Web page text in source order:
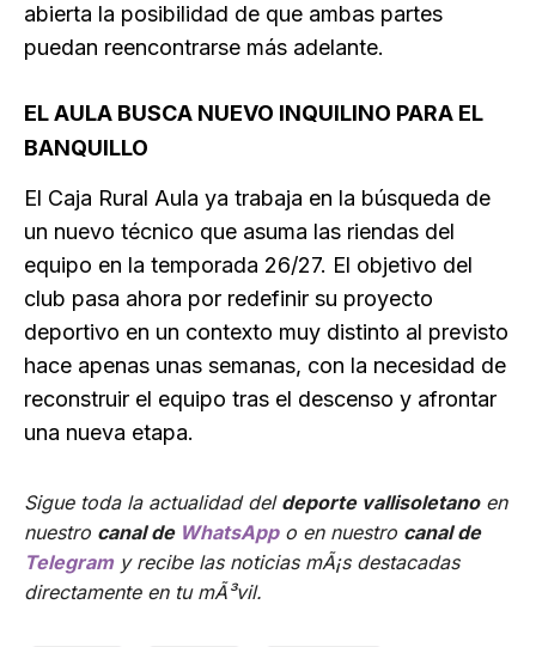
abierta la posibilidad de que ambas partes
puedan reencontrarse más adelante.
EL AULA BUSCA NUEVO INQUILINO PARA EL
BANQUILLO
El Caja Rural Aula ya trabaja en la búsqueda de
un nuevo técnico que asuma las riendas del
equipo en la temporada 26/27. El objetivo del
club pasa ahora por redefinir su proyecto
deportivo en un contexto muy distinto al previsto
hace apenas unas semanas, con la necesidad de
reconstruir el equipo tras el descenso y afrontar
una nueva etapa.
Sigue toda la actualidad del deporte vallisoletanoen
nuestro canal de WhatsAppo en nuestro canal de
Telegramy recibe las noticias mÃ¡s destacadas
directamente en tu mÃ³vil.